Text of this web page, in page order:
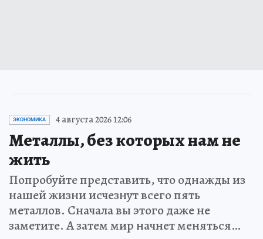
ЭКОНОМИКА 4 августа 2026 12:06
Металлы, без которых нам не
жить
Попробуйте представить, что однажды из
нашей жизни исчезнут всего пять
металлов. Сначала вы этого даже не
заметите. А затем мир начнет меняться…